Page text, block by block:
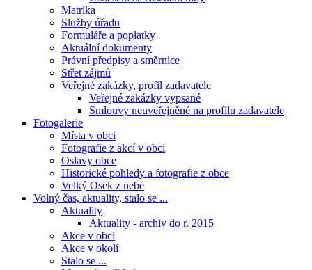
Matrika
Služby úřadu
Formuláře a poplatky
Aktuální dokumenty
Právní předpisy a směrnice
Střet zájmů
Veřejné zakázky, profil zadavatele
Veřejné zakázky vypsané
Smlouvy neuveřejněné na profilu zadavatele
Fotogalerie
Místa v obci
Fotografie z akcí v obci
Oslavy obce
Historické pohledy a fotografie z obce
Velký Osek z nebe
Volný čas, aktuality, stalo se ...
Aktuality
Aktuality - archiv do r. 2015
Akce v obci
Akce v okolí
Stalo se ...